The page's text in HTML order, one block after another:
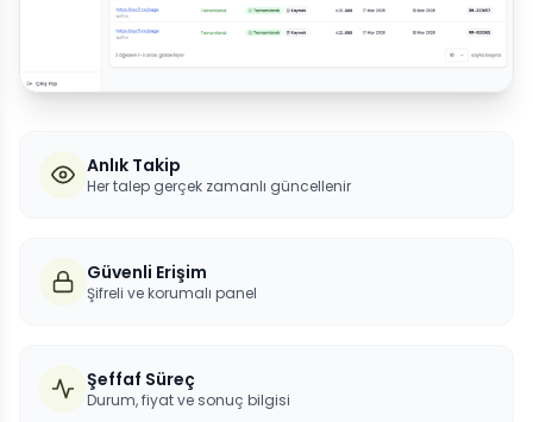
Anlık Takip
Her talep gerçek zamanlı güncellenir
Güvenli Erişim
Şifreli ve korumalı panel
Şeffaf Süreç
Durum, fiyat ve sonuç bilgisi